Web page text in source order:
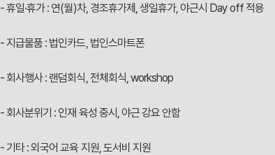
- 휴일·휴가 : 연(월)차, 경조휴가제, 생일휴가, 야근시 Day off 적용
- 지급물품 : 법인카드, 법인스마트폰
- 회사행사 : 랜덤회식, 전체회식, workshop
- 회사분위기 : 인재 육성 중시, 야근 강요 안함
- 기타 : 외국어 교육 지원, 도서비 지원